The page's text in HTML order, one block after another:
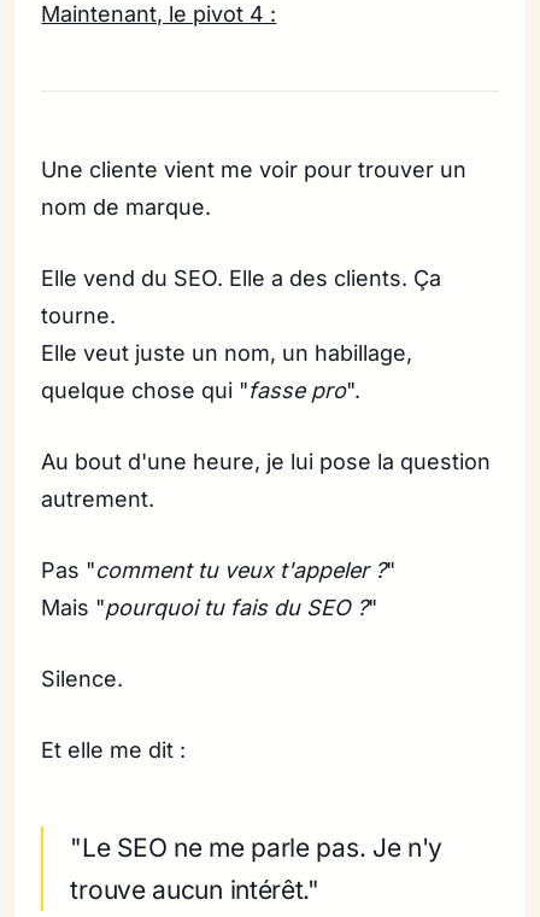
Maintenant, le pivot 4 :
Une cliente vient me voir pour trouver un
nom de marque.
Elle vend du SEO. Elle a des clients. Ça
tourne.
Elle veut juste un nom, un habillage,
quelque chose qui "fasse pro".
Au bout d'une heure, je lui pose la question
autrement.
Pas "comment tu veux t'appeler ?"
Mais "pourquoi tu fais du SEO ?"
Silence.
Et elle me dit :
"Le SEO ne me parle pas. Je n'y
trouve aucun intérêt."